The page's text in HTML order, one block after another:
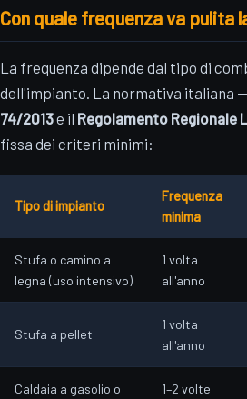
Con quale frequenza va pulita
La frequenza dipende dal tipo di
dell'impianto. La normativa italiana
74/2013e il Regolamento Regionale
fissa dei criteri minimi:
Tipo di impianto
Frequenza
minima
Stufa o camino a
legna (uso intensivo)
1 volta
all'anno
Stufa a pellet
1 volta
all'anno
Caldaia a gasolio o
1–2 volte